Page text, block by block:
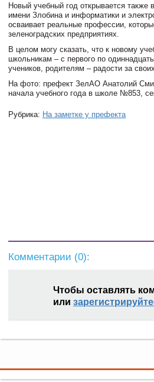
Новый учебный год открывается
имени Злобина и информатики и
осваивает реальные профессии,
зеленоградских предприятиях.
В целом могу сказать, что к новому
школьникам – с первого по
учеников, родителям – радости за
На фото: префект ЗелАО Анатолий
начала учебного года в школе №853,
Рубрика: На заметке у префекта
Комментарии (0):
Чтобы оставлять
или